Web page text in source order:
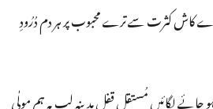
کاش کثرت سے ترے محبوب پر ہر دم دُرُودِ
جائے لگائیں مُستقل قفلِ مدینہ لب پہ ہم مولٰی